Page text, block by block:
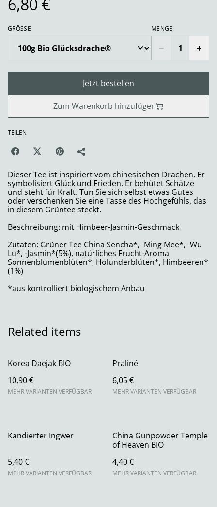
6,80 €
GRÖSSE MENGE
Jetzt bestellen
Zum Warenkorb hinzufügen
TEILEN
Dieser Tee ist inspiriert vom chinesischen Drachen. Er
symbolisiert Glück und Frieden. Er behütet Schätze
und steht für Kraft. Tun Sie sich selbst etwas Gutes
oder verschenken Sie eine Tasse des Hochgefühls, das
in diesem Grüntee steckt.
Beschreibung: mit Himbeer-Jasmin-Geschmack
Zutaten: Grüner Tee China Sencha*, -Ming Mee*, -Wu
Lu*, -Jasmin*(5%), natürliches Frucht-Aroma,
Sonnenblumenblüten*, Holunderblüten*, Himbeeren*
(1%)
*aus kontrolliert biologischem Anbau
Related items
Korea Daejak BIO
10,90 €
MEHR VARIANTEN VERFÜGBAR
Praliné
6,05 €
MEHR VARIANTEN VERFÜGBAR
Kandierter Ingwer
5,40 €
MEHR VARIANTEN VERFÜGBAR
China Gunpowder Temple
of Heaven BIO
4,40 €
MEHR VARIANTEN VERFÜGBAR